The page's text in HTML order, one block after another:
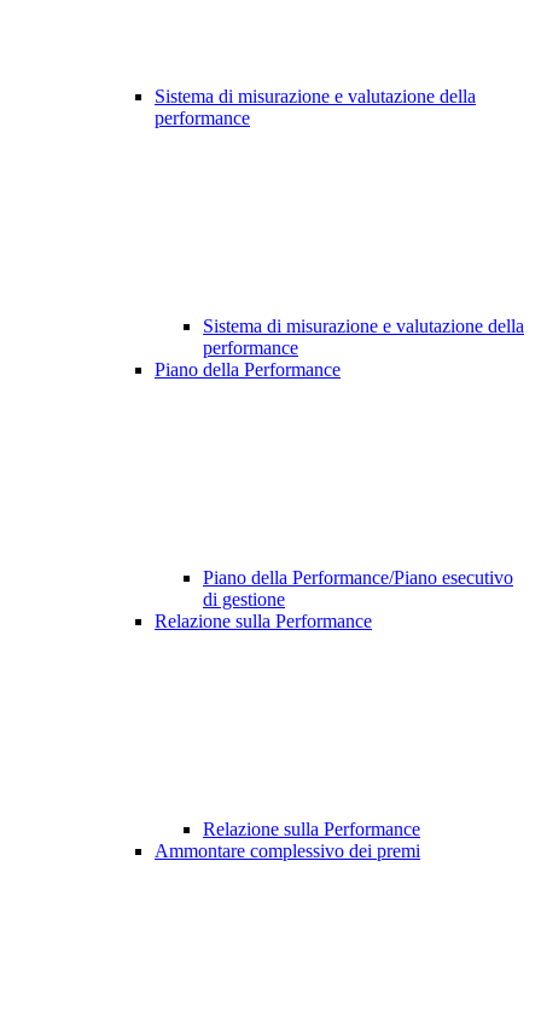
Sistema di misurazione e valutazione della
performance
Sistema di misurazione e valutazione della
performance
Piano della Performance
Piano della Performance/Piano esecutivo
di gestione
Relazione sulla Performance
Relazione sulla Performance
Ammontare complessivo dei premi